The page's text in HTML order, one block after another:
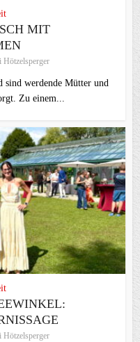
MIT
Hötzelsperger
sind werdende Mütter und
Zu einem...
Hötzelsperger